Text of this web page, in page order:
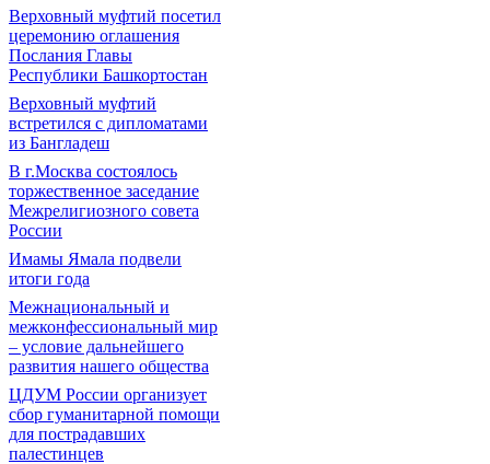
Верховный муфтий посетил
церемонию оглашения
Послания Главы
Республики Башкортостан
Верховный муфтий
встретился с дипломатами
из Бангладеш
В г.Москва состоялось
торжественное заседание
Межрелигиозного совета
России
Имамы Ямала подвели
итоги года
Межнациональный и
межконфессиональный мир
– условие дальнейшего
развития нашего общества
ЦДУМ России организует
сбор гуманитарной помощи
для пострадавших
палестинцев